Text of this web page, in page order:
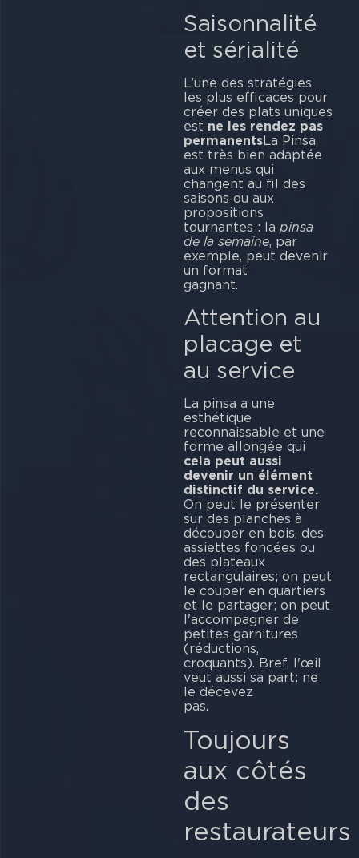
Saisonnalité
et sérialité
L’une des stratégies
les plus efficaces pour
créer des plats uniques
est ne les rendez pas
permanentsLa Pinsa
est très bien adaptée
aux menus qui
changent au fil des
saisons ou aux
propositions
tournantes : la pinsa
de la semaine, par
exemple, peut devenir
un format
Attention au
placage et
au service
La pinsa a une
esthétique
reconnaissable et une
forme allongée qui
cela peut aussi
devenir un élément
distinctif du service.
On peut le présenter
sur des planches à
découper en bois, des
assiettes foncées ou
des plateaux
rectangulaires; on peut
le couper en quartiers
et le partager; on peut
l'accompagner de
petites garnitures
(réductions,
croquants). Bref, l'œil
veut aussi sa part: ne
le décevez
Toujours
aux côtés
des
restaurateurs